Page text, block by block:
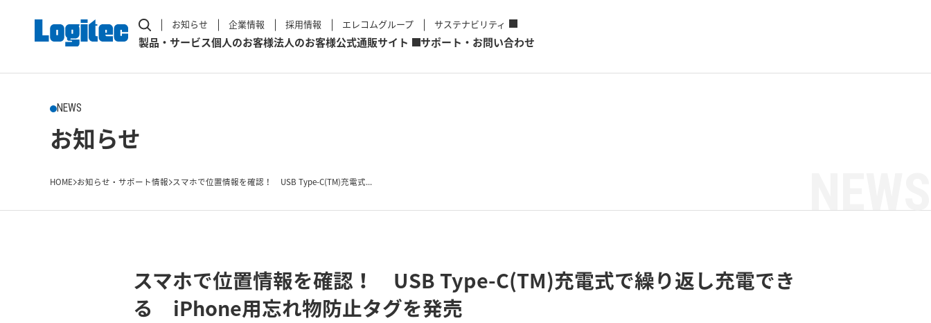
お知らせ 企業情報 採用情報 エレコムグループ サステナビリティ
製品・サービス個人のお客様法人のお客様公式通販サイト サポート・お問い合わせ
NEWS
お知らせ
HOME お知らせ・サポート情報 スマホで位置情報を確認！ USB Type-C(TM)充電式...
スマホで位置情報を確認！ USB Type-C(TM)充電式で繰り返し充電でき
る iPhone用忘れ物防止タグを発売